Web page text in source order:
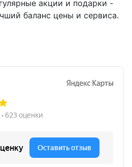
акции и подарки -
баланс цены и сервиса.